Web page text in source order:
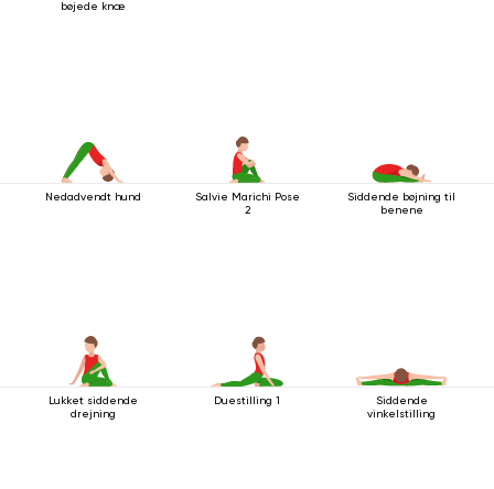
bøjede knæ
Nedadvendt hund
Salvie Marichi Pose
2
Siddende bøjning til
benene
Lukket siddende
drejning
Duestilling 1
Siddende
vinkelstilling